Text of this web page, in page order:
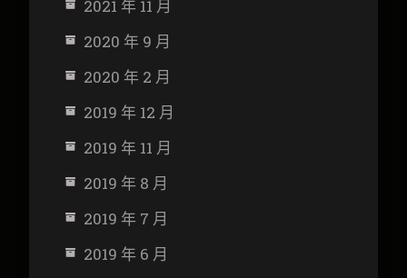
2021 年 11 月
2020 年 9 月
2020 年 2 月
2019 年 12 月
2019 年 11 月
2019 年 8 月
2019 年 7 月
2019 年 6 月